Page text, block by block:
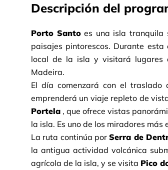
Descripción del
Porto Santo es una isla tranquila
paisajes pintorescos. Durante
local de la isla y visitará lugares
Madeira.
El día comenzará con el
emprenderá un viaje repleto de
Portela , que ofrece vistas
la isla. Es uno de los miradores
La ruta continúa por Serra de
la antigua actividad volcánica
agrícola de la isla, y se visita Pico